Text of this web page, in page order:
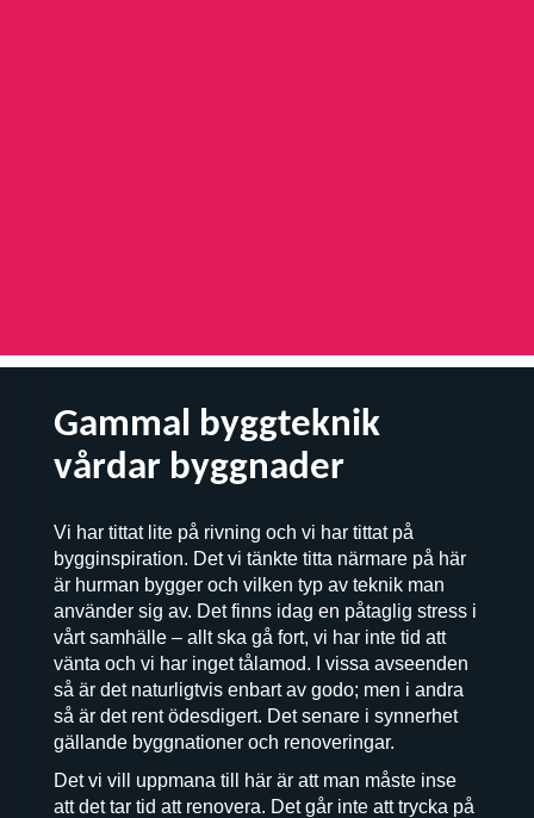
Gammal byggteknik
vårdar byggnader
Vi har tittat lite på rivning och vi har tittat på
bygginspiration. Det vi tänkte titta närmare på här
är hurman bygger och vilken typ av teknik man
använder sig av. Det finns idag en påtaglig stress i
vårt samhälle – allt ska gå fort, vi har inte tid att
vänta och vi har inget tålamod. I vissa avseenden
så är det naturligtvis enbart av godo; men i andra
så är det rent ödesdigert. Det senare i synnerhet
gällande byggnationer och renoveringar.
Det vi vill uppmana till här är att man måste inse
att det tar tid att renovera. Det går inte att trycka på